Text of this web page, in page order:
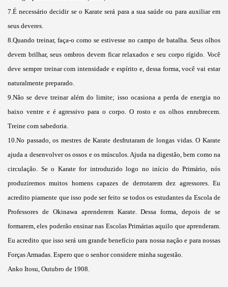
7.É necessário decidir se o Karate será para a sua saúde ou para auxiliar em
seus deveres.
8.Quando treinar, faça-o como se estivesse no campo de batalha. Seus olhos
devem brilhar, seus ombros devem ficar relaxados e seu corpo rígido. Você
deve sempre treinar com intensidade e espírito e, dessa forma, você vai estar
naturalmente preparado.
9.Não se deve treinar além do limite; isso ocasiona a perda de energia no
baixo ventre e é agressivo para o corpo. O rosto e os olhos enrubrecem.
Treine com sabedoria.
10.No passado, os mestres de Karate desfrutaram de longas vidas. O Karate
ajuda a desenvolver os ossos e os músculos. Ajuda na digestão, bem como na
circulação. Se o Karate for introduzido logo no início do Primário, nós
produziremos muitos homens capazes de derrotarem dez agressores. Eu
acredito piamente que isso pode ser feito se todos os estudantes da Escola de
Professores de Okinawa aprenderem Karate. Dessa forma, depois de se
formarem, eles poderão ensinar nas Escolas Primárias aquilo que aprenderam.
Eu acredito que isso será um grande benefício para nossa nação e para nossas
Forças Armadas. Espero que o senhor considere minha sugestão.
Anko Itosu, Outubro de 1908.